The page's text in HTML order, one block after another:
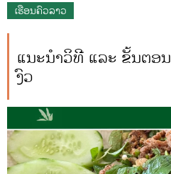
ເຮືອນຄົວລາວ
ແນະນໍາວິທີ ແລະ ຂັ້ນຕອ
ງົວ